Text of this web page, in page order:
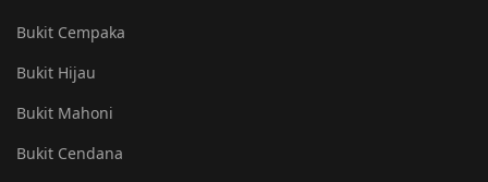
Bukit Cempaka
Bukit Hijau
Bukit Mahoni
Bukit Cendana